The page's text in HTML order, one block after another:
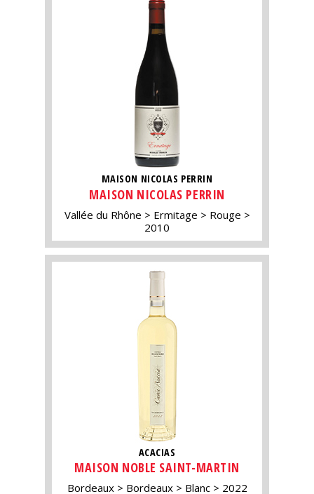
MAISON NICOLAS PERRIN
MAISON NICOLAS PERRIN
Vallée du Rhône Ermitage
Rouge
2010
ACACIAS
MAISON NOBLE SAINT-MARTIN
Bordeaux Bordeaux Blanc 2022